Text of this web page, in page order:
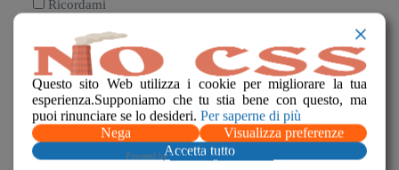
Ricordami
Accedi
Hai perso la password?
Questo sito Web utilizza i cookie per migliorare la tua
esperienza.Supponiamo che tu stia bene con questo, ma
puoi rinunciare se lo desideri. Per saperne di più
Nega
Visualizza preferenze
Accetta tutto
Powered by WPLP Compliance Platform